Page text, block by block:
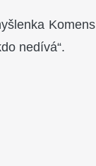
nedívá“.